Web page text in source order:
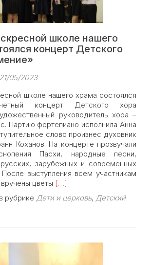
школе нашего
концерт Детского
21/05/2023
школе нашего храма состоялся
концерт Детского хора
руководитель хора –
Партию фортепиано исполнила Анна
слово произнес духовник
Коханов. На концерте прозвучали
Пасхи, народные песни,
зарубежных и современных
После выступления всем участникам
цветы Read
about
Воскресной
[…]
рубрике Дети и церковь, Детский